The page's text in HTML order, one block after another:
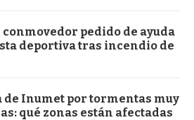
pedido de ayuda
deportiva tras incendio de
Inumet por tormentas muy
qué zonas están afectadas